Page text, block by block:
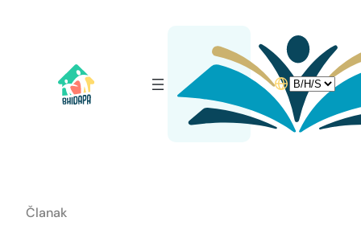
Choose
a
language
Članak